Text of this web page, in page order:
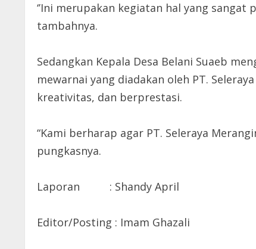
‘’Ini merupakan kegiatan hal yang
tambahnya.
Sedangkan Kepala Desa Belani Suaeb
mewarnai yang diadakan oleh PT.
kreativitas, dan berprestasi.
“Kami berharap agar PT. Seleraya
pungkasnya.
Laporan : Shandy April
Editor/Posting : Imam Ghazali